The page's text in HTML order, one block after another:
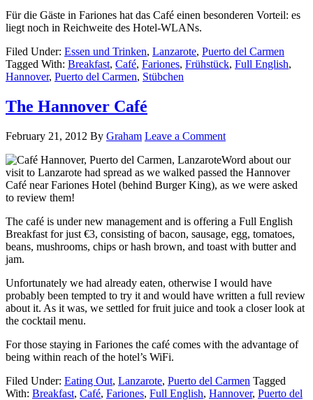
Für die Gäste in Fariones hat das Café einen besonderen Vorteil: es
liegt noch in Reichweite des Hotel-WLANs.
Filed Under: Essen und Trinken, Lanzarote, Puerto del Carmen
Tagged With: Breakfast, Café, Fariones, Frühstück, Full English,
Hannover, Puerto del Carmen, Stübchen
The Hannover Café
February 21, 2012 By Graham Leave a Comment
Word about our
visit to Lanzarote had spread as we walked passed the Hannover
Café near Fariones Hotel (behind Burger King), as we were asked
to review them!
The café is under new management and is offering a Full English
Breakfast for just €3, consisting of bacon, sausage, egg, tomatoes,
beans, mushrooms, chips or hash brown, and toast with butter and
jam.
Unfortunately we had already eaten, otherwise I would have
probably been tempted to try it and would have written a full review
about it. As it was, we settled for fruit juice and took a closer look at
the cocktail menu.
For those staying in Fariones the café comes with the advantage of
being within reach of the hotel’s WiFi.
Filed Under: Eating Out, Lanzarote, Puerto del Carmen Tagged
With: Breakfast, Café, Fariones, Full English, Hannover, Puerto del